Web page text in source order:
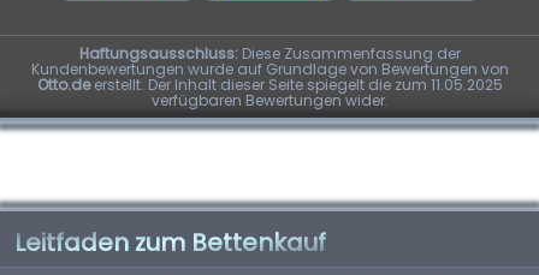
Haftungsausschluss:Diese Zusammenfassung der
Kundenbewertungen wurde auf Grundlage von Bewertungen von
Otto.deerstellt. Der Inhalt dieser Seite spiegelt die zum 11.05.2025
verfügbaren Bewertungen wider.
Leitfaden zum Bettenkauf